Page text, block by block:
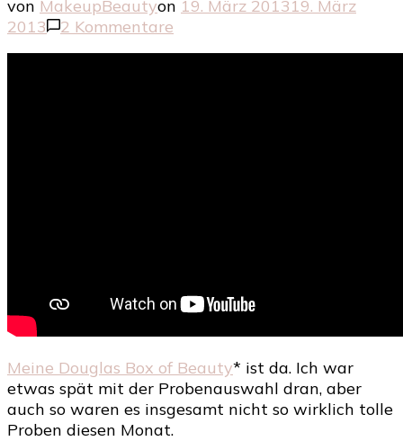
von MakeupBeautyon 19. März 201319. März
2013
2 Kommentare
Meine Douglas Box of Beauty* ist da. Ich war
etwas spät mit der Probenauswahl dran, aber
auch so waren es insgesamt nicht so wirklich tolle
Proben diesen Monat.